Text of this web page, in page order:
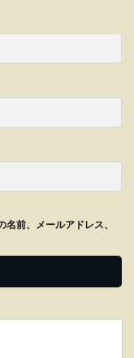
前、メールアドレス、